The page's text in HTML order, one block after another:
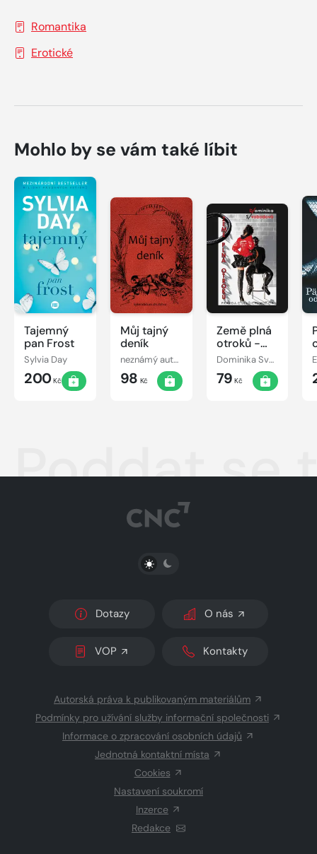
Romantika
Erotické
Mohlo by se vám také líbit
Tajemný
pan Frost
Sylvia Day
200Kč
Můj tajný
deník
neznámý autor
98 Kč
Země plná
otroků -
Pravda o
(vašich)
mužích
Dominika Svobodová
79 Kč
Poddat se
PŘEPNOUT SVĚTLÝ/TMAVÝ REŽIM
Dotazy O nás
VOP Kontakty
Autorská práva k publikovaným materiálům
Podmínky pro užívání služby informační společnosti
Informace o zpracování osobních údajů
Jednotná kontaktní místa
Cookies
Nastavení soukromí
Inzerce
Redakce